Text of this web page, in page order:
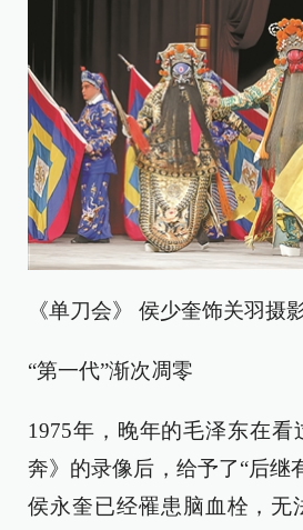
《单刀会》 侯少奎饰关羽摄
“第一代”渐次凋零
1975年，晚年的毛泽东在看
奔》的录像后，给予了“后继
侯永奎已经罹患脑血栓，无